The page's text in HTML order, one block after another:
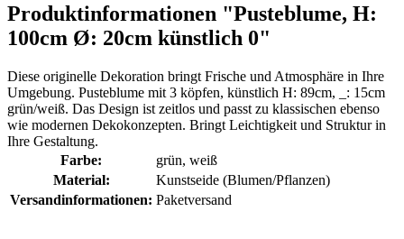
Produktinformationen "Pusteblume, H:
100cm Ø: 20cm künstlich 0"
Diese originelle Dekoration bringt Frische und Atmosphäre in Ihre
Umgebung. Pusteblume mit 3 köpfen, künstlich H: 89cm, _: 15cm
grün/weiß. Das Design ist zeitlos und passt zu klassischen ebenso
wie modernen Dekokonzepten. Bringt Leichtigkeit und Struktur in
Ihre Gestaltung.
Farbe:
grün, weiß
Material:
Kunstseide (Blumen/Pflanzen)
Versandinformationen: Paketversand